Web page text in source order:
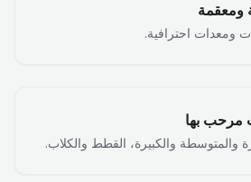
ومعقمة
ومعدات احترافية.
مرحب بها
والمتوسطة والكبيرة، القطط والكلاب.